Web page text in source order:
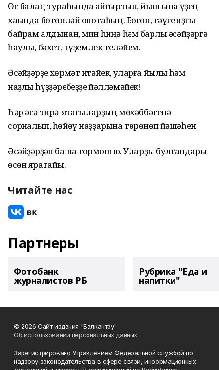
Өс балаң тураһында ҡайғыртып, йыш ҡына үҙең
хаҡында бөтөнләй онотаһың. Бөгөн, тәүге яҙғы
байрам алдынан, мин һиңә һәм барлыҡ әсәйҙәргә
һаулыҡ, бәхет, түҙемлек теләйем.
Әсәйҙәрҙе хөрмәт итәйек, уларға йылы һәм
наҙлы һүҙҙәребеҙҙе йәлләмәйек!
Һәр әсә тирә-яҡтағыларҙың мөхәббәтенә
сорналып, һөйөү наҙҙарына төрөнөп йәшәһен.
Әсәйҙәрҙән башҡа тормош юҡ. Уларҙы булғандары
өсөн яратайыҡ.
Читайте нас
Партнеры
Фотобанк
журналистов РБ
Рубрика "Еда и
напитки"
© 2026 Сайт издания "Балкантау"
Об использовании персональных данных
Зарегистрировано Управлением Федеральной службой по
надзору законодательства в сфере связи, информационных